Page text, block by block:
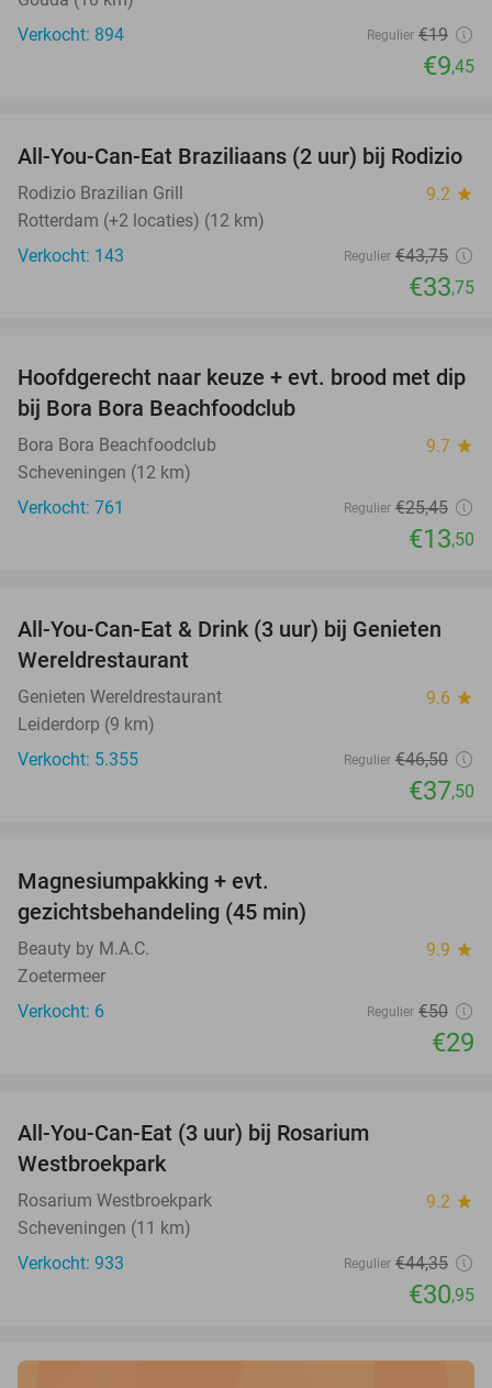
Verkocht: 894
Regulier €19
€9,45
23%
All-You-Can-Eat Braziliaans (2 uur) bij Rodizio
Rodizio Brazilian Grill 9.2 star
Rotterdam (+2 locaties) (12 km)
Verkocht: 143
Regulier €43,75
€33,75
47%
Hoofdgerecht naar keuze + evt. brood met dip
bij Bora Bora Beachfoodclub
Bora Bora Beachfoodclub 9.7 star
Scheveningen (12 km)
Verkocht: 761
Regulier €25,45
€13,50
19%
All-You-Can-Eat & Drink (3 uur) bij Genieten
Wereldrestaurant
Genieten Wereldrestaurant 9.6 star
Leiderdorp (9 km)
Verkocht: 5.355
Regulier €46,50
€37,50
Magnesiumpakking + evt.
gezichtsbehandeling (45 min)
Beauty by M.A.C. 9.9 star
Zoetermeer
Verkocht: 6
Regulier €50
€29
All-You-Can-Eat (3 uur) bij Rosarium
Westbroekpark
Rosarium Westbroekpark 9.2 star
Scheveningen (11 km)
Verkocht: 933
Regulier €44,35
€30,95